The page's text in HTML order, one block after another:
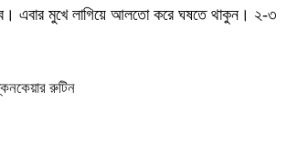
এবার মুখে লাগিয়ে আলতো করে ঘষতে থাকুন। ২-৩